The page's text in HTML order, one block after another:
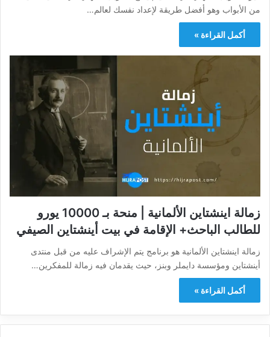
من الأبواب وهو أفضل طريقة لإعداد نفسك لعالم…
أكمل القراءة »
زمالة اينشتاين الألمانية | منحة بـ 10000 يورو
للطالب الباحث+ الإقامة في بيت أينشتاين الصيفي
زمالة اينشتاين الألمانية هو برنامج يتم الإشراف عليه من قبل منتدى
أينشتاين ومؤسسة دايملر وبنز، حيث يقدمان فيه زمالة للمفكرين…
أكمل القراءة »